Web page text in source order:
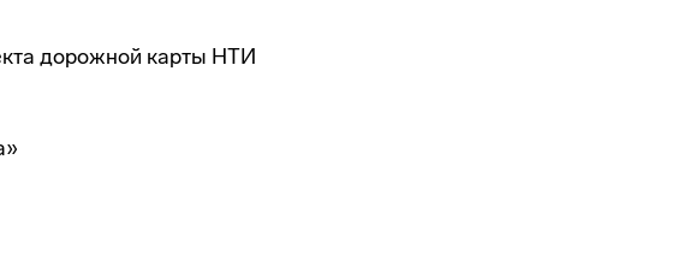
дорожной карты НТИ